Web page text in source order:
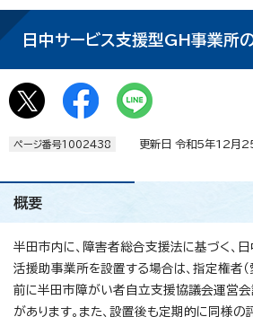
日中サービス支援型GH事業所
ページ番号1002438 更新日 令和5年12月
概要
半田市内に、障害者総合支援法に基づく、
活援助事業所を設置する場合は、指定権者
前に半田市障がい者自立支援協議会運営
があります。また、設置後も定期的に同様